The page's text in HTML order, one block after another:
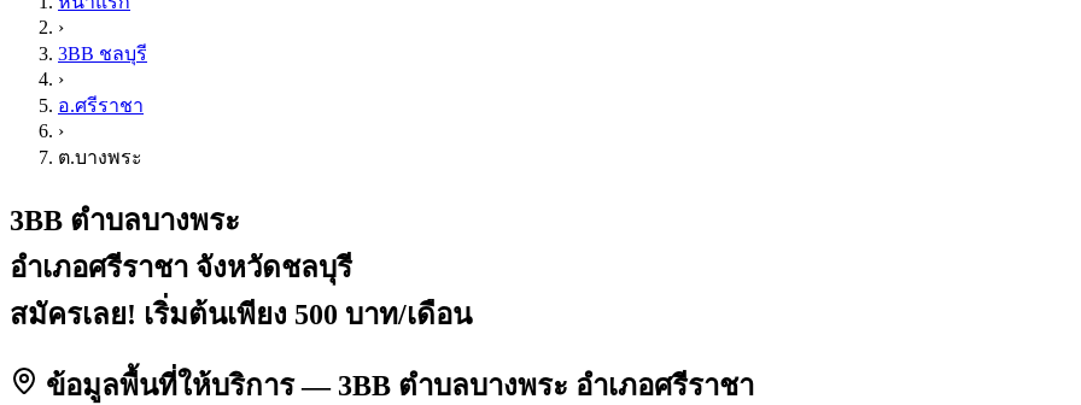
›
3BB ชลบุรี
›
อ.ศรีราชา
›
ต.บางพระ
3BB ตำบลบางพระ
อำเภอศรีราชา จังหวัดชลบุรี
สมัครเลย! เริ่มต้นเพียง 500 บาท/เดือน
ข้อมูลพื้นที่ให้บริการ — 3BB ตำบลบางพระ อำเภอศรีราชา